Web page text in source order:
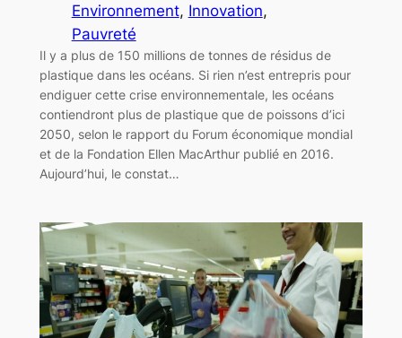
Environnement, Innovation
Pauvreté
Il y a plus de 150 millions de tonnes de résidus de
plastique dans les océans. Si rien n’est entrepris pour
endiguer cette crise environnementale, les océans
contiendront plus de plastique que de poissons d’ici
2050, selon le rapport du Forum économique mondial
et de la Fondation Ellen MacArthur publié en 2016.
Aujourd’hui, le constat…